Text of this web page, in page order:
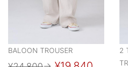
BALOON TROUSER
2